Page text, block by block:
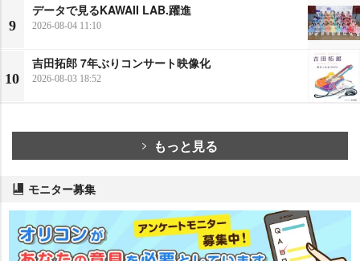
9
データで見るKAWAII LAB.躍進
2026-08-04 11:10
10
吉田拓郎 7年ぶりコンサート映像化
2026-08-03 18:52
もっと見る
モニター募集